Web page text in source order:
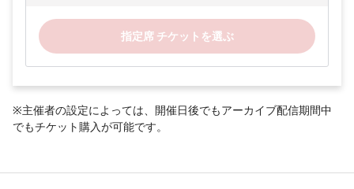
指定席 チケットを選ぶ
※主催者の設定によっては、開催日後でもアーカイブ配信期間中
でもチケット購入が可能です。